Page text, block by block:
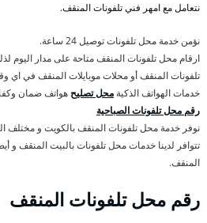
نتعامل مع امهر فني تلفونات المنقف.
نؤمن خدمة محل تلفونات توصيل 24 ساعة.
ارقام محل تلفونات المنقف متاحة على مدار اليوم
تلفونات المنقف أو محلات موبايلات المنقف في اي
خدمات الهواتف الذكية محل تصليح هواتف ضمان
رقم محل تلفونات الصباحية
نوفر خدمة محل تلفونات المنقف بالكويت و مختلف
تتوافر لدينا خدمات محل تلفونات بالبيت المنقف و
المنقف.
رقم محل تلفونات المنقف